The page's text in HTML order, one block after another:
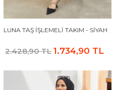
LUNA TAŞ İŞLEMELI TAKIM - SIYAH
2.428,90 TL 1.734,90 TL